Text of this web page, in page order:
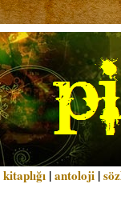
|antoloji |